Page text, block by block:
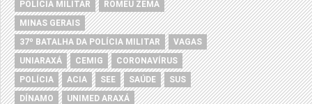
POLÍCIA MILITAR
ROMEU ZEMA
MINAS GERAIS
37º BATALHA DA POLÍCIA MILITAR
VAGAS
UNIARAXÁ
CEMIG
CORONAVÍRUS
POLÍCIA
ACIA SEE SAÚDE
SUS
DÍNAMO
UNIMED ARAXÁ